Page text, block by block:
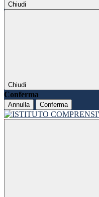
Chiudi
Chiudi
Conferma
Annulla Conferma